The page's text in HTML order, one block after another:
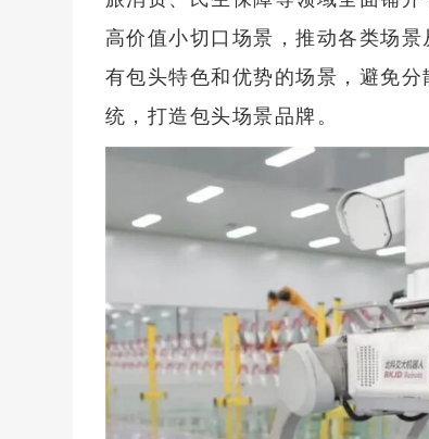
高价值小切口场景，推动各类场景
有包头特色和优势的场景，避免
统，打造包头场景品牌。